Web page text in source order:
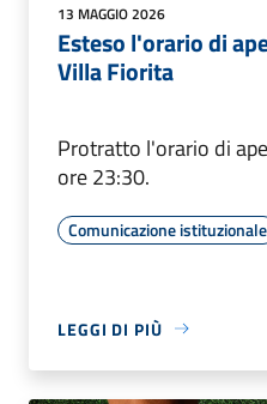
13 MAGGIO 2026
Esteso l'orario di
Villa Fiorita
Protratto l'orario di
ore 23:30.
Comunicazione istituzionale
LEGGI DI PIÙ